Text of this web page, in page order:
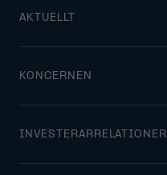
AKTUELLT
KONCERNEN
INVESTERARRELATIONER